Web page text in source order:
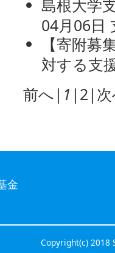
島根大学
04月06日
【寄附
対する支
前へ | 1 | 2 |
金
Copyright(c)